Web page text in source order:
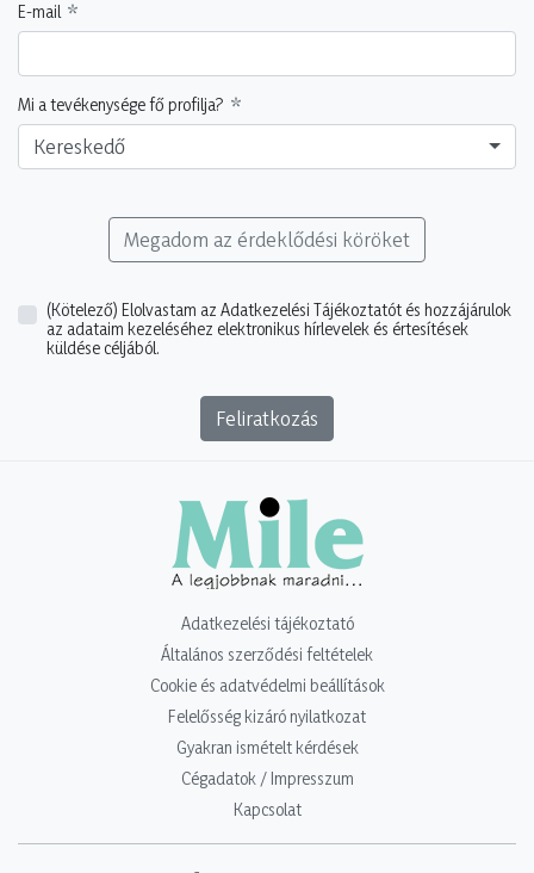
E-mail
Mi a tevékenysége fő profilja?
Kereskedő
Megadom az érdeklődési köröket
(Kötelező) Elolvastam az Adatkezelési Tájékoztatót és hozzájárulok
az adataim kezeléséhez elektronikus hírlevelek és értesítések
küldése céljából.
Feliratkozás
Adatkezelési tájékoztató
Általános szerződési feltételek
Cookie és adatvédelmi beállítások
Felelősség kizáró nyilatkozat
Gyakran ismételt kérdések
Cégadatok / Impresszum
Kapcsolat